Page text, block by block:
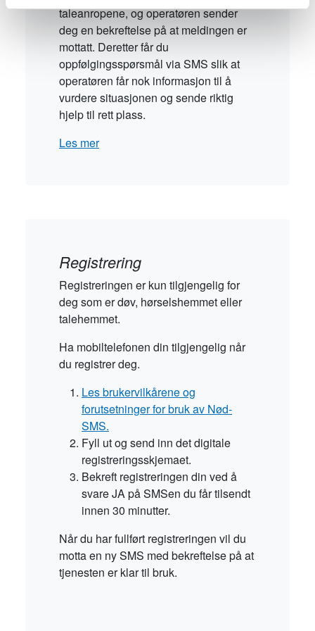
taleanropene, og operatøren sender
deg en bekreftelse på at meldingen er
mottatt. Deretter får du
oppfølgingsspørsmål via SMS slik at
operatøren får nok informasjon til å
vurdere situasjonen og sende riktig
hjelp til rett plass.
Les mer
Registrering
Registreringen er kun tilgjengelig for
deg som er døv, hørselshemmet eller
talehemmet.
Ha mobiltelefonen din tilgjengelig når
du registrer deg.
Les brukervilkårene og
forutsetninger for bruk av Nød-
SMS.
Fyll ut og send inn det digitale
registreringsskjemaet.
Bekreft registreringen din ved å
svare JA på SMSen du får tilsendt
innen 30 minutter.
Når du har fullført registreringen vil du
motta en ny SMS med bekreftelse på at
tjenesten er klar til bruk.